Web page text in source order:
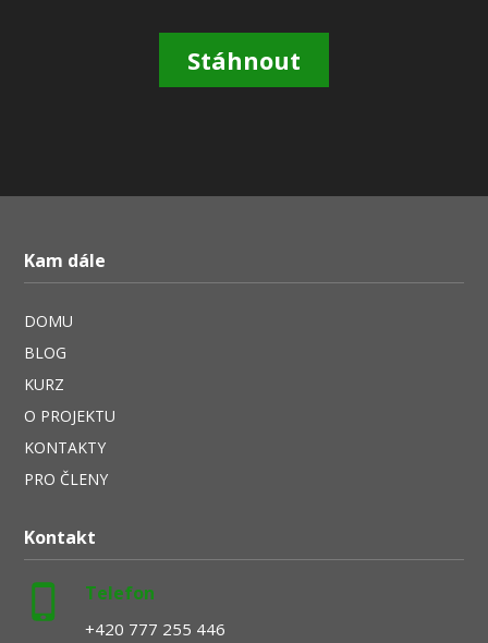
Stáhnout
Kam dále
DOMU
BLOG
KURZ
O PROJEKTU
KONTAKTY
PRO ČLENY
Kontakt
Telefon
+420 777 255 446